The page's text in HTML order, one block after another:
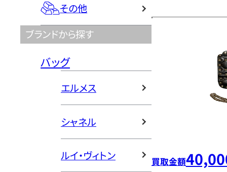
その他
ブランドから探す
バッグ
エルメス
シャネル
ルイ・ヴィトン 買取金額